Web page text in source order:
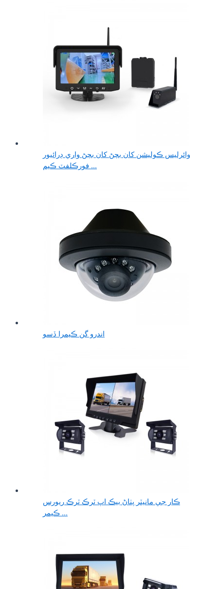
وائرلیس ڪوليشن کان بچڻ کان بچڻ واري ڊرائيور
فورڪلفٽ ڪيم ...
اندرو گن ڪيمرا ڏسو
ڪار جي مانيٽر پٺاڻ بيڪ اپ ٽرڪ ٽرڪ ريورس
ڪيمر ...